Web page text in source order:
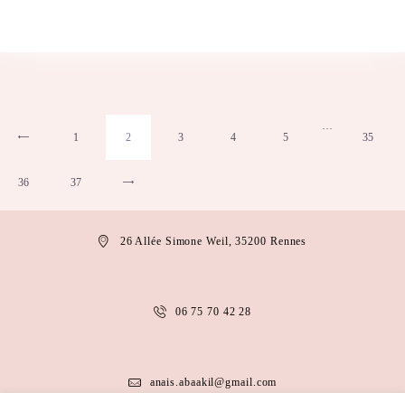
1 2 3 4 5
…
35
36 37
26 Allée Simone Weil, 35200 Rennes
06 75 70 42 28
anais.abaakil@gmail.com